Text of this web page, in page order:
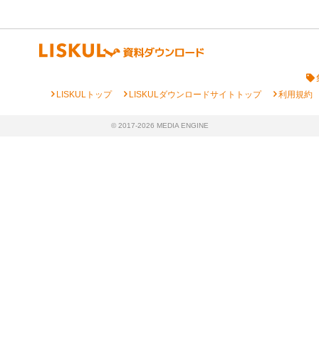
chevron_rightLISKULトップ chevron_rightLISKULダウンロードサイトトップ chevron_right利用規約
© 2017-2026 MEDIA ENGINE